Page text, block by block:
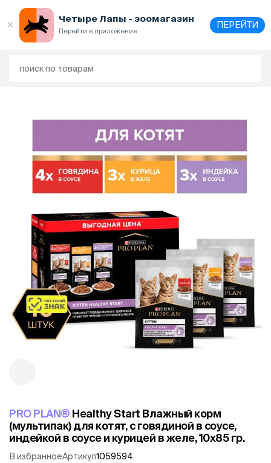
Четыре Лапы - зоомагазин
Перейти в приложение
ПЕРЕЙТИ
PRO PLAN® Healthy Start Влажный корм
(мультипак) для котят, с говядиной в соусе,
индейкой в соусе и курицей в желе, 10x85 гр.
В избранноеАртикул1059594